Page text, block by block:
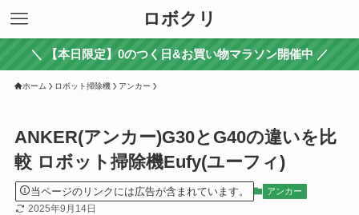
ロボクリ
＼ 【本日限定】0のつく日&お買い物マラソン開催中 ／
ホーム ロボット掃除機 アンカー
ANKER(アンカー)G30とG40の違いを比
較 ロボット掃除機Eufy(ユーフィ)
当ページのリンクには広告が含まれています。 アンカー
2025年9月14日